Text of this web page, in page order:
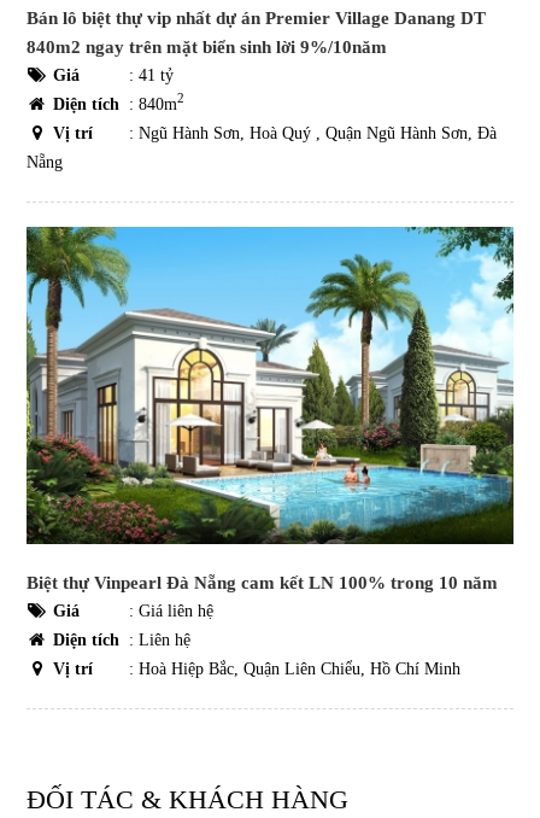
Bán lô biệt thự vip nhất dự án Premier Village Danang DT
840m2 ngay trên mặt biển sinh lời 9%/10năm
Giá : 41 tỷ
Diện tích : 840m2
Vị trí
: Ngũ Hành Sơn, Hoà Quý , Quận Ngũ Hành Sơn, Đà
Nẵng
Biệt thự Vinpearl Đà Nẵng cam kết LN 100% trong 10 năm
Giá : Giá liên hệ
Diện tích
: Liên hệ
Vị trí
: Hoà Hiệp Bắc, Quận Liên Chiểu, Hồ Chí Minh
ĐỐI TÁC & KHÁCH HÀNG